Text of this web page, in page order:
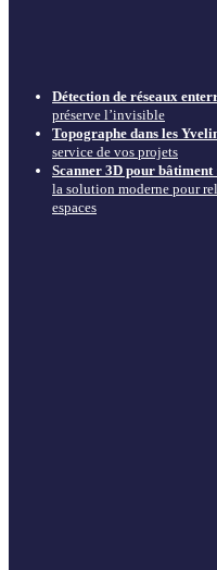
Détection de réseaux
préserve l’invisible
Topographe dans les
service de vos projets
Scanner 3D pour bâtiment
la solution moderne pour
espaces